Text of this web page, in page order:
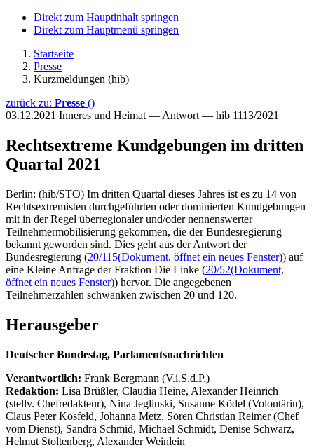
Direkt zum Hauptinhalt springen
Direkt zum Hauptmenü springen
Startseite
Presse
Kurzmeldungen (hib)
zurück zu: Presse ()
03.12.2021 Inneres und Heimat — Antwort — hib 1113/2021
Rechtsextreme Kundgebungen im dritten
Quartal 2021
Berlin: (hib/STO) Im dritten Quartal dieses Jahres ist es zu 14 von
Rechtsextremisten durchgeführten oder dominierten Kundgebungen
mit in der Regel überregionaler und/oder nennenswerter
Teilnehmermobilisierung gekommen, die der Bundesregierung
bekannt geworden sind. Dies geht aus der Antwort der
Bundesregierung (20/115(Dokument, öffnet ein neues Fenster)) auf
eine Kleine Anfrage der Fraktion Die Linke (20/52(Dokument,
öffnet ein neues Fenster)) hervor. Die angegebenen
Teilnehmerzahlen schwanken zwischen 20 und 120.
Herausgeber
Deutscher Bundestag, Parlamentsnachrichten
Verantwortlich: Frank Bergmann (V.i.S.d.P.)
Redaktion: Lisa Brüßler, Claudia Heine, Alexander Heinrich
(stellv. Chefredakteur), Nina Jeglinski, Susanne Ködel (Volontärin),
Claus Peter Kosfeld, Johanna Metz, Sören Christian Reimer (Chef
vom Dienst), Sandra Schmid, Michael Schmidt, Denise Schwarz,
Helmut Stoltenberg, Alexander Weinlein